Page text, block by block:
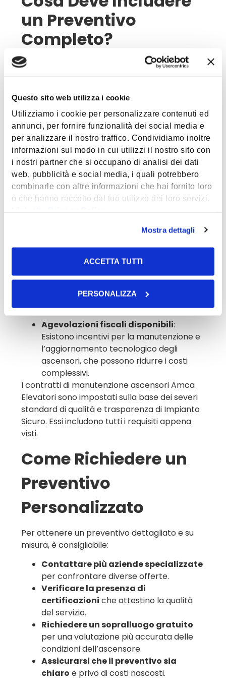
Questo sito web utilizza i cookie
Utilizziamo i cookie per personalizzare contenuti ed
annunci, per fornire funzionalità dei social media e
per analizzare il nostro traffico. Condividiamo inoltre
informazioni sul modo in cui utilizzi il nostro sito con
i nostri partner che si occupano di analisi dei dati
web, pubblicità e social media, i quali potrebbero
combinarle con altre informazioni che hai fornito loro
o che hanno raccolto dal tuo utilizzo dei loro servizi.
Mostra dettagli
ACCETTA TUTTI
PERSONALIZZA
un Preventivo
Completo?
Un buon preventivo per la manutenzione
inclusi: Controlli ordinari, manutenzione
preventiva, eventuali aggiornamenti
tecnologici.
Costo delle riparazioni straordinarie:
Devono essere chiaramente indicate
eventuali spese aggiuntive non coperte
dal contratto.
Tempi di intervento garantiti:
tempi rapidi per ridurre al minimo i disagi.
supporto 24/7 in caso di emergenza.
Durata del contratto e possibilità di
: Il contratto deve essere chiaro
sulle condizioni di rinnovo o cessazione
Agevolazioni fiscali disponibili:
Esistono incentivi per la manutenzione e
l’aggiornamento tecnologico degli
ascensori, che possono ridurre i costi
complessivi.
I contratti di manutenzione ascensori Amca
Elevatori sono impostati sulla base dei severi
standard di qualità e trasparenza di Impianto
Sicuro. Essi includono tutti i requisiti appena
visti.
Come Richiedere un
Preventivo
Personalizzato
Per ottenere un preventivo dettagliato e su
misura, è consigliabile:
Contattare più aziende specializzate
per confrontare diverse offerte.
Verificare la presenza di
certificazioni che attestino la qualità
del servizio.
Richiedere un sopralluogo gratuito
per una valutazione più accurata delle
condizioni dell’ascensore.
Assicurarsi che il preventivo sia
chiaro e privo di costi nascosti.